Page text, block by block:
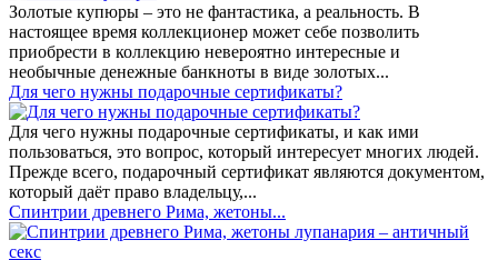
Золотые купюры – это не фантастика, а реальность. В
настоящее время коллекционер может себе позволить
приобрести в коллекцию невероятно интересные и
необычные денежные банкноты в виде золотых...
​Для чего нужны подарочные сертификаты?
Для чего нужны подарочные сертификаты, и как ими
пользоваться, это вопрос, который интересует многих людей.
Прежде всего, подарочный сертификат являются документом,
который даёт право владельцу,...
Спинтрии древнего Рима, жетоны...